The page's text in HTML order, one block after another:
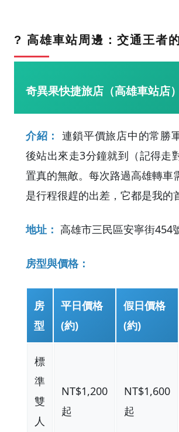
? 高雄車站周邊：交通王者
奇異果快捷旅店（高雄車站店）
介紹： 連鎖平價旅店中的常勝
後站出來走3分鐘就到（記得走
置真的無敵。每次路過高雄轉車
是行程很趕的出差，它都是我的
地址： 高雄市三民區安寧街454
房型與價格：
房
型
平日價格
(約)
假日價格
(約)
標
準
雙
人
NT$1,200
起
NT$1,600
起